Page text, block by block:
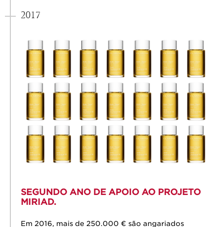
2017
SEGUNDO ANO DE APOIO AO PROJETO
MIRIAD.
Em 2016, mais de 250.000 € são angariados